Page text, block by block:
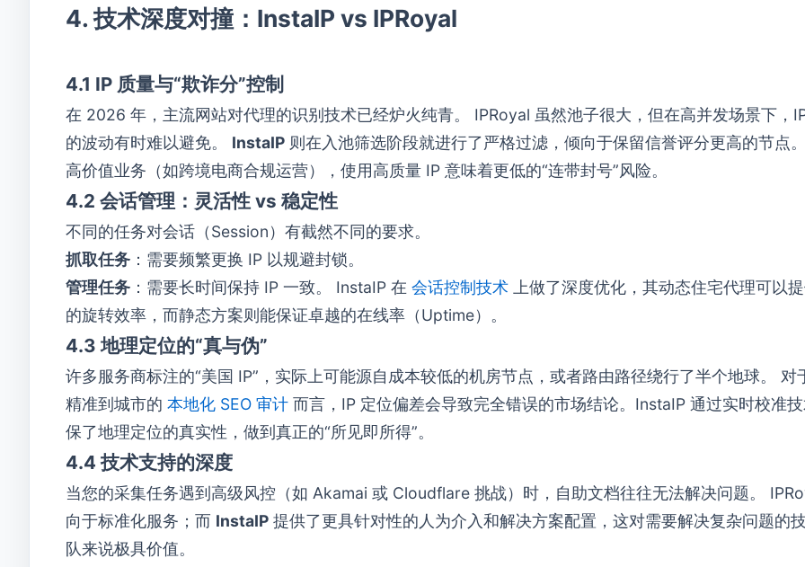
4. 技术深度对撞：InstaIP vs IPRoyal
4.1 IP 质量与“欺诈分”控制
在 2026 年，主流网站对代理的识别技术已经炉火纯青。 IPRoyal 虽然池子很大，但在高并发场景下，
的波动有时难以避免。 InstaIP 则在入池筛选阶段就进行了严格过滤，倾向于保留信誉评分更高的节点
高价值业务（如跨境电商合规运营），使用高质量 IP 意味着更低的“连带封号”风险。
4.2 会话管理：灵活性 vs 稳定性
不同的任务对会话（Session）有截然不同的要求。
抓取任务 ：需要频繁更换 IP 以规避封锁。
管理任务 ：需要长时间保持 IP 一致。 InstaIP 在 会话控制技术
上做了深度优化，其动态住宅代理可以
的旋转效率，而静态方案则能保证卓越的在线率（Uptime）。
4.3 地理定位的“真与伪”
许多服务商标注的“美国 IP”，实际上可能源自成本较低的机房节点，或者路由路径绕行了半个地球。 对
精准到城市的 本地化 SEO 审计 而言，IP 定位偏差会导致完全错误的市场结论。InstaIP 通过实时校准
保了地理定位的真实性，做到真正的“所见即所得”。
4.4 技术支持的深度
当您的采集任务遇到高级风控（如 Akamai 或 Cloudflare 挑战）时，自助文档往往无法解决问题。
向于标准化服务；而 InstaIP 提供了更具针对性的人为介入和解决方案配置，这对需要解决复杂问题的
队来说极具价值。